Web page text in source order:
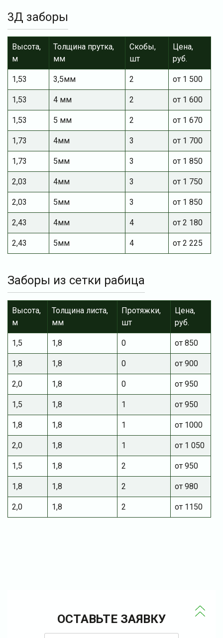
3Д заборы
Высота,
м
Толщина прутка,
мм
Скобы,
шт
Цена,
руб.
1,53 3,5мм 2 от 1 500
1,53 4 мм 2 от 1 600
1,53 5 мм 2 от 1 670
1,73 4мм 3 от 1 700
1,73 5мм 3 от 1 850
2,03 4мм 3 от 1 750
2,03 5мм 3 от 1 850
2,43 4мм 4 от 2 180
2,43 5мм 4 от 2 225
Заборы из сетки рабица
Высота,
м
Толщина листа,
мм
Протяжки,
шт
Цена,
руб.
1,5 1,8 0 от 850
1,8 1,8 0 от 900
2,0 1,8 0 от 950
1,5 1,8 1 от 950
1,8 1,8 1 от 1000
2,0 1,8 1 от 1 050
1,5 1,8 2 от 950
1,8 1,8 2 от 980
2,0 1,8 2 от 1150
ОСТАВЬТЕ ЗАЯВКУ